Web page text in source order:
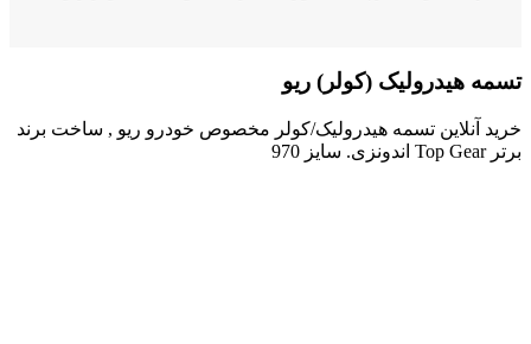
تسمه هیدرولیک (کولر) ریو
خرید آنلاین تسمه هیدرولیک/کولر مخصوص خودرو ریو , ساخت برند
برتر Top Gear اندونزی. سایز 970